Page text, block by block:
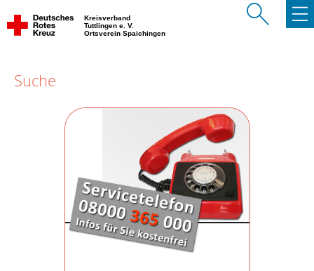
Kreisverband
Tuttlingen e. V.
Ortsverein Spaichingen
Suche